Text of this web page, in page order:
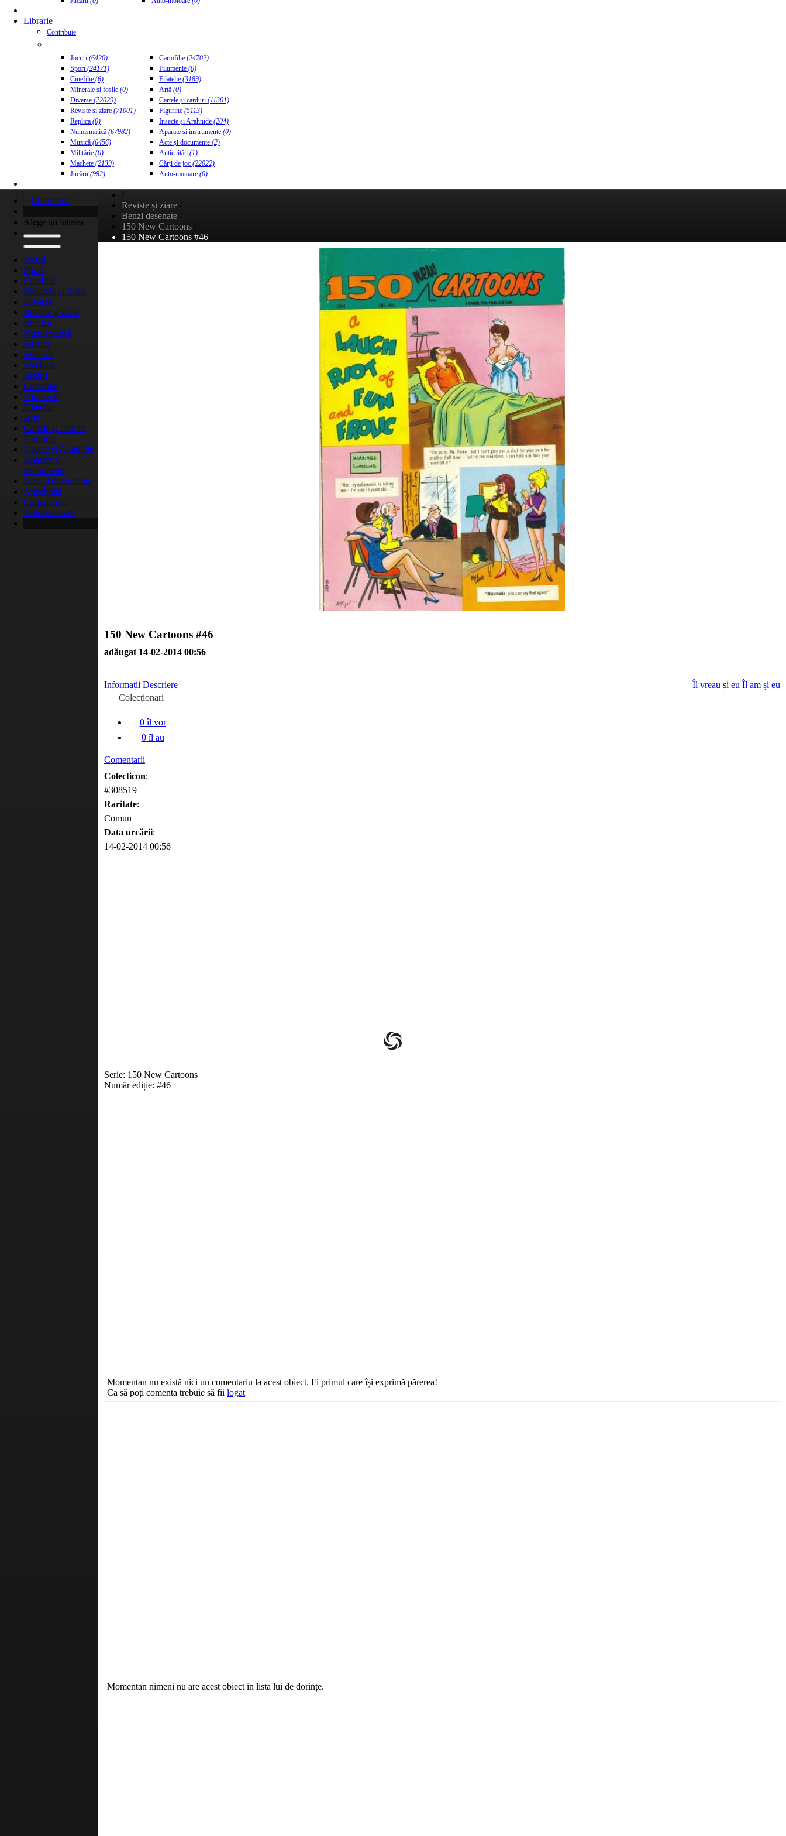
Librarie
Contribuie
Jocuri (6420)
Sport(24171)
Cinefilie (6)
Minerale și fosile (0)
Diverse (22029)
Reviste și ziare (71001)
Replica (0)
Numismatică (67982)
Muzică (6456)
Militărie (0)
Machete (2139)
Jucării (982)
Cartofilie (24702)
Filumenie (0)
Filatelie (3189)
Artă (0)
Cartele și carduri (11301)
Figurine (5113)
Insecte și Arahnide (204)
Aparate și instrumente (0)
Acte și documente (2)
Antichități (1)
Cărți de joc (22022)
Auto-motoare (0)
Contribuie
Alege un interes
Jocuri
Sport
Cinefilie
Minerale și fosile
Diverse
Reviste și ziare
Replica
Numismatică
Muzică
Militărie
Machete
Jucării
Cartofilie
Filumenie
Filatelie
Artă
Cartele și carduri
Figurine
Insecte și Arahnide
Aparate și
instrumente
Acte și documente
Antichități
Cărți de joc
Auto-motoare
/
Reviste și ziare /
Benzi desenate
150 New Cartoons
150 New Cartoons #46
150 New Cartoons #46
adăugat 14-02-2014 00:56
Îl vreau și eu Îl am și eu
Informații Descriere
Colecționari
0îl vor
0îl au
Comentarii
Colecticon:
#308519
Raritate:
Comun
Data urcării:
14-02-2014 00:56
Serie: 150 New Cartoons
Număr ediție: #46
Momentan nu există nici un comentariu la acest obiect. Fi primul care își exprimă părerea!
Ca să poți comenta trebuie să fii logat
Momentan nimeni nu are acest obiect in lista lui de dorințe.